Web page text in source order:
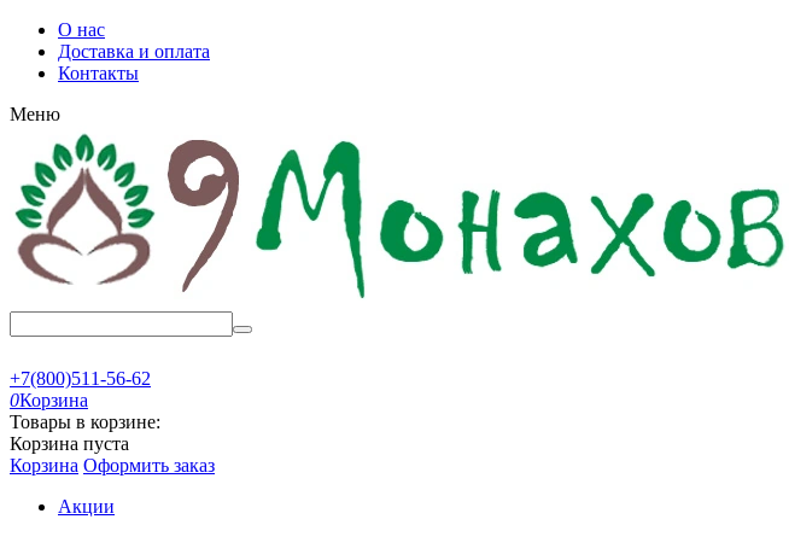
О нас
Доставка и оплата
Контакты
Меню
+7(800)511-56-62
0Корзина
Товары в корзине:
Корзина пуста
Корзина Оформить заказ
Акции